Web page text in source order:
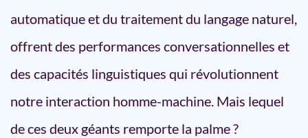
Conclusion : Un match nul ?
automatique et du traitement du langage naturel,
offrent des performances conversationnelles et
des capacités linguistiques qui révolutionnent
notre interaction homme-machine. Mais lequel
de ces deux géants remporte la palme ?